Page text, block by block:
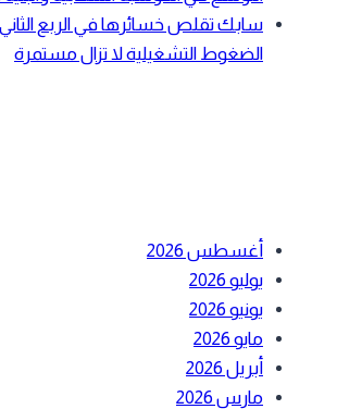
الضغوط التشغيلية لا تزال مستمرة
أغسطس 2026
يوليو 2026
يونيو 2026
مايو 2026
أبريل 2026
مارس 2026